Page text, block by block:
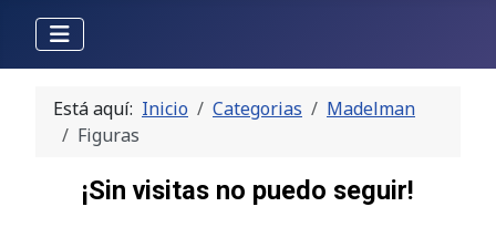
Está aquí: Inicio Categorias
Madelman
Figuras
¡Sin visitas no puedo seguir!